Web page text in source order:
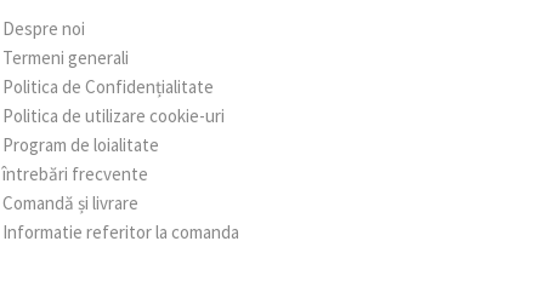
Despre noi
Termeni generali
Politica de Confidențialitate
Politica de utilizare cookie-uri
Program de loialitate
întrebări frecvente
Comandă și livrare
Informatie referitor la comanda